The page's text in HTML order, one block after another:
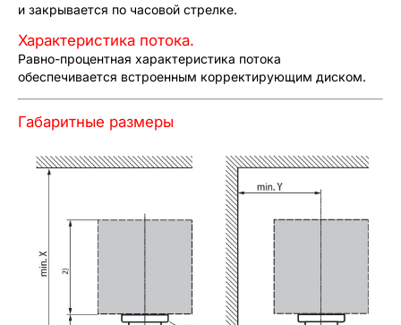
и закрывается по часовой стрелке.
Характеристика потока.
Равно-процентная характеристика потока
обеспечивается встроенным корректирующим диском.
Габаритные размеры